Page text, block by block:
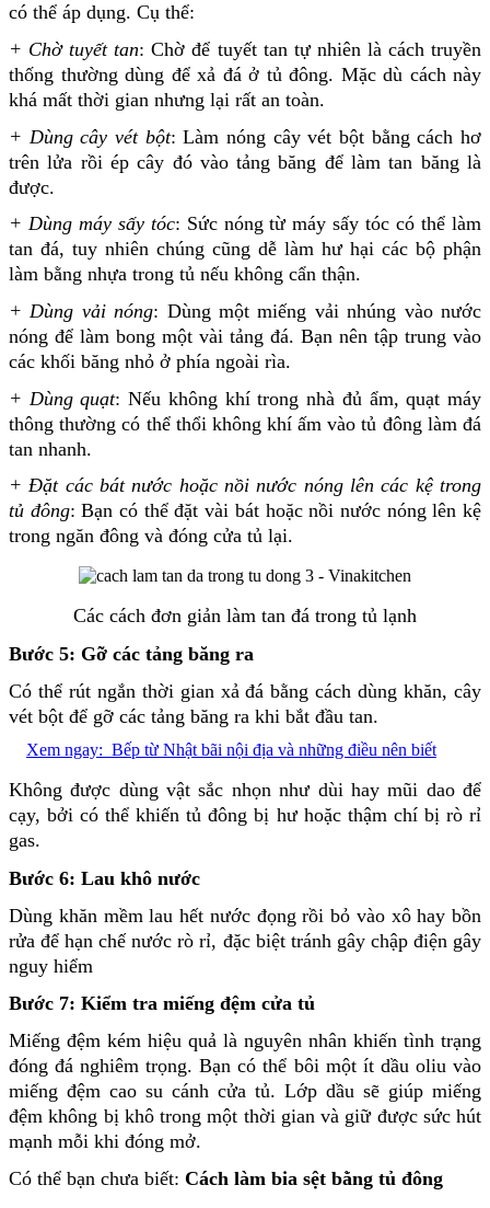
có thể áp dụng. Cụ thể:
+ Chờ tuyết tan: Chờ để tuyết tan tự nhiên là cách truyền
thống thường dùng để xả đá ở tủ đông. Mặc dù cách này
khá mất thời gian nhưng lại rất an toàn.
+ Dùng cây vét bột: Làm nóng cây vét bột bằng cách hơ
trên lửa rồi ép cây đó vào tảng băng để làm tan băng là
được.
+ Dùng máy sấy tóc: Sức nóng từ máy sấy tóc có thể làm
tan đá, tuy nhiên chúng cũng dễ làm hư hại các bộ phận
làm bằng nhựa trong tủ nếu không cẩn thận.
+ Dùng vải nóng: Dùng một miếng vải nhúng vào nước
nóng để làm bong một vài tảng đá. Bạn nên tập trung vào
các khối băng nhỏ ở phía ngoài rìa.
+ Dùng quạt: Nếu không khí trong nhà đủ ẩm, quạt máy
thông thường có thể thổi không khí ấm vào tủ đông làm đá
tan nhanh.
+ Đặt các bát nước hoặc nồi nước nóng lên các kệ trong
tủ đông: Bạn có thể đặt vài bát hoặc nồi nước nóng lên kệ
trong ngăn đông và đóng cửa tủ lại.
Các cách đơn giản làm tan đá trong tủ lạnh
Bước 5: Gỡ các tảng băng ra
Có thể rút ngắn thời gian xả đá bằng cách dùng khăn, cây
vét bột để gỡ các tảng băng ra khi bắt đầu tan.
Xem ngay: Bếp từ Nhật bãi nội địa và những điều nên biết
Không được dùng vật sắc nhọn như dùi hay mũi dao để
cạy, bởi có thể khiến tủ đông bị hư hoặc thậm chí bị rò rỉ
gas.
Bước 6: Lau khô nước
Dùng khăn mềm lau hết nước đọng rồi bỏ vào xô hay bồn
rửa để hạn chế nước rò rỉ, đặc biệt tránh gây chập điện gây
nguy hiểm
Bước 7: Kiểm tra miếng đệm cửa tủ
Miếng đệm kém hiệu quả là nguyên nhân khiến tình trạng
đóng đá nghiêm trọng. Bạn có thể bôi một ít dầu oliu vào
miếng đệm cao su cánh cửa tủ. Lớp dầu sẽ giúp miếng
đệm không bị khô trong một thời gian và giữ được sức hút
mạnh mỗi khi đóng mở.
Có thể bạn chưa biết: Cách làm bia sệt bằng tủ đông